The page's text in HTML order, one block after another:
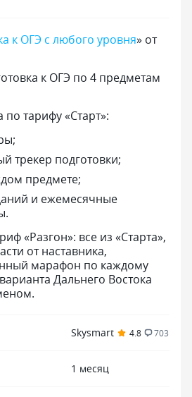
к ОГЭ с любого уровня» от
к ОГЭ по 4 предметам
по тарифу «Старт»:
трекер подготовки;
предмете;
и ежемесячные
«Разгон»: все из «Старта»,
от наставника,
марафон по каждому
Дальнего Востока
Skysmart 4.8 703
1 месяц